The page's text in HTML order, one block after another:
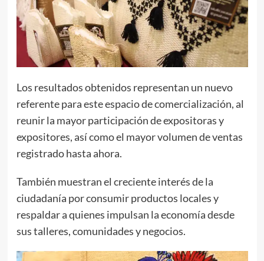
Los resultados obtenidos representan un nuevo
referente para este espacio de comercialización, al
reunir la mayor participación de expositoras y
expositores, así como el mayor volumen de ventas
registrado hasta ahora.
También muestran el creciente interés de la
ciudadanía por consumir productos locales y
respaldar a quienes impulsan la economía desde
sus talleres, comunidades y negocios.